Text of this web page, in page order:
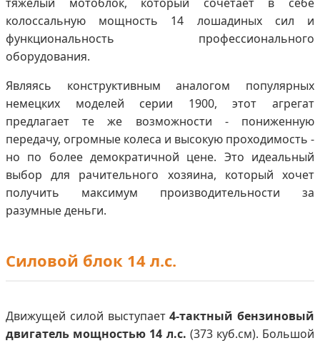
колоссальную мощность 14 лошадиных сил и
функциональность профессионального
оборудования.
Являясь конструктивным аналогом популярных
немецких моделей серии 1900, этот агрегат
предлагает те же возможности - пониженную
передачу, огромные колеса и высокую проходимость -
но по более демократичной цене. Это идеальный
выбор для рачительного хозяина, который хочет
получить максимум производительности за
разумные деньги.
Силовой блок 14 л.с.
Движущей силой выступает4-тактный бензиновый
двигатель мощностью 14 л.с. (373 куб.см). Большой